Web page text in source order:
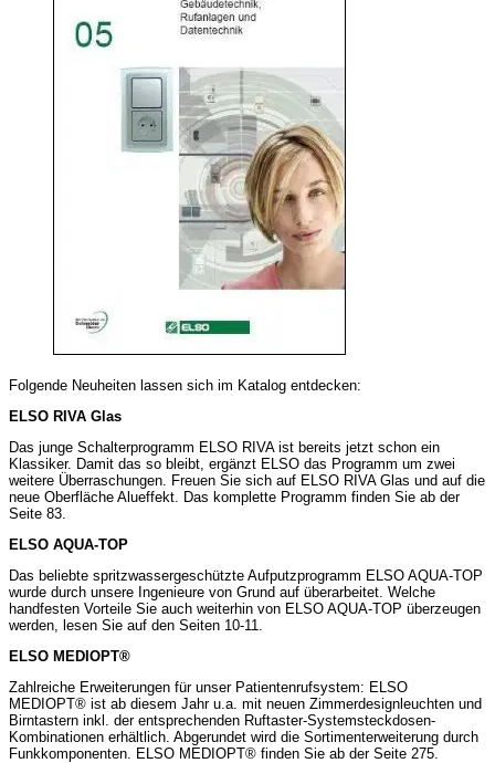
Folgende Neuheiten lassen sich im Katalog entdecken:
ELSO RIVA Glas
Das junge Schalterprogramm ELSO RIVA ist bereits jetzt schon ein
Klassiker. Damit das so bleibt, ergänzt ELSO das Programm um zwei
weitere Überraschungen. Freuen Sie sich auf ELSO RIVA Glas und auf die
neue Oberfläche Alueffekt. Das komplette Programm finden Sie ab der
Seite 83.
ELSO AQUA-TOP
Das beliebte spritzwassergeschützte Aufputzprogramm ELSO AQUA-TOP
wurde durch unsere Ingenieure von Grund auf überarbeitet. Welche
handfesten Vorteile Sie auch weiterhin von ELSO AQUA-TOP überzeugen
werden, lesen Sie auf den Seiten 10-11.
ELSO MEDIOPT®
Zahlreiche Erweiterungen für unser Patientenrufsystem: ELSO
MEDIOPT® ist ab diesem Jahr u.a. mit neuen Zimmerdesignleuchten und
Birntastern inkl. der entsprechenden Ruftaster-Systemsteckdosen-
Kombinationen erhältlich. Abgerundet wird die Sortimenterweiterung durch
Funkkomponenten. ELSO MEDIOPT® finden Sie ab der Seite 275.